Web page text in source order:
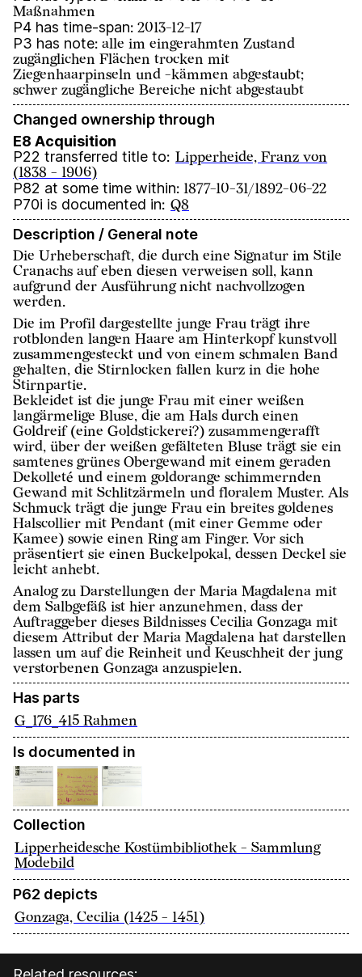
Maßnahmen
P4 has time-span: 2013-12-17
P3 has note: alle im eingerahmten Zustand
zugänglichen Flächen trocken mit
Ziegenhaarpinseln und -kämmen abgestaubt;
schwer zugängliche Bereiche nicht abgestaubt
Changed ownership through
E8 Acquisition
P22 transferred title to: Lipperheide, Franz von
(1838 - 1906)
P82 at some time within: 1877-10-31/1892-06-22
P70i is documented in: Q8
Description / General note
Die Urheberschaft, die durch eine Signatur im Stile
Cranachs auf eben diesen verweisen soll, kann
aufgrund der Ausführung nicht nachvollzogen
werden.
Die im Profil dargestellte junge Frau trägt ihre
rotblonden langen Haare am Hinterkopf kunstvoll
zusammengesteckt und von einem schmalen Band
gehalten, die Stirnlocken fallen kurz in die hohe
Stirnpartie.
Bekleidet ist die junge Frau mit einer weißen
langärmelige Bluse, die am Hals durch einen
Goldreif (eine Goldstickerei?) zusammengerafft
wird, über der weißen gefälteten Bluse trägt sie ein
samtenes grünes Obergewand mit einem geraden
Dekolleté und einem goldorange schimmernden
Gewand mit Schlitzärmeln und floralem Muster. Als
Schmuck trägt die junge Frau ein breites goldenes
Halscollier mit Pendant (mit einer Gemme oder
Kamee) sowie einen Ring am Finger. Vor sich
präsentiert sie einen Buckelpokal, dessen Deckel sie
leicht anhebt.
Analog zu Darstellungen der Maria Magdalena mit
dem Salbgefäß ist hier anzunehmen, dass der
Auftraggeber dieses Bildnisses Cecilia Gonzaga mit
diesem Attribut der Maria Magdalena hat darstellen
lassen um auf die Reinheit und Keuschheit der jung
verstorbenen Gonzaga anzuspielen.
Has parts
G_176_415 Rahmen
Is documented in
Collection
Lipperheidesche Kostümbibliothek - Sammlung
Modebild
P62 depicts
Gonzaga, Cecilia (1425 - 1451)